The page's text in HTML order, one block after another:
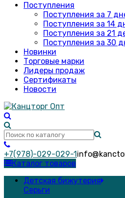
Поступления
Поступления за 7
Поступления за 14
Поступления за 21
Поступления за 30
Новинки
Торговые марки
Лидеры продаж
Сертификаты
Новости
+7(978)-029-029-1
Каталог товаров
Детская бижутерия
Серьги